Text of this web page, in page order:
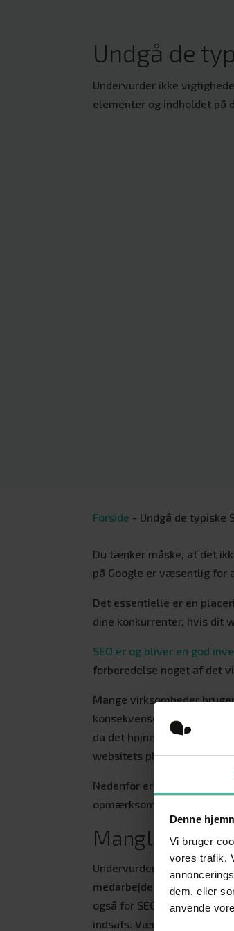
Denne
Vi bruger
vores trafik.
dem, eller
anvende
Undgå de
Undervurder ikke
elementer og indholdet på
Forside - Undgå de typiske
Du tænker måske, at det
på Google er væsentlig for
Det essentielle er en
dine konkurrenter, hvis dit
SEO er og bliver en god
forberedelse noget af det
Mange virksomheder
konsekvenser for deres
da det højner Googles
websitets placering på
Nedenfor er nogle af de
opmærksom på dem.
Manglende
Undervurder aldrig, hvor
medarbejdere motiveres
også for SEO. Sæt
indsats. Vær ikke bleg for